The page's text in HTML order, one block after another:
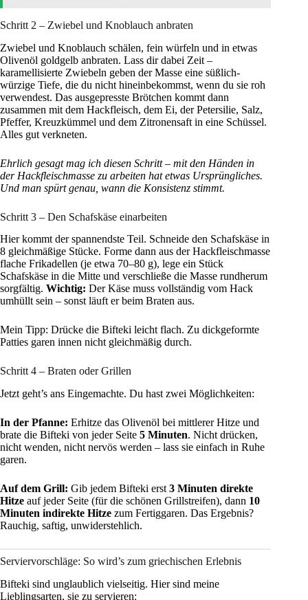
Schritt 2 – Zwiebel und Knoblauch anbraten
Zwiebel und Knoblauch schälen, fein würfeln und in etwas
Olivenöl goldgelb anbraten. Lass dir dabei Zeit –
karamellisierte Zwiebeln geben der Masse eine süßlich-
würzige Tiefe, die du nicht hineinbekommst, wenn du sie roh
verwendest. Das ausgepresste Brötchen kommt dann
zusammen mit dem Hackfleisch, dem Ei, der Petersilie, Salz,
Pfeffer, Kreuzkümmel und dem Zitronensaft in eine Schüssel.
Alles gut verkneten.
Ehrlich gesagt mag ich diesen Schritt – mit den Händen in
der Hackfleischmasse zu arbeiten hat etwas Ursprüngliches.
Und man spürt genau, wann die Konsistenz stimmt.
Schritt 3 – Den Schafskäse einarbeiten
Hier kommt der spannendste Teil. Schneide den Schafskäse in
8 gleichmäßige Stücke. Forme dann aus der Hackfleischmasse
flache Frikadellen (je etwa 70–80 g), lege ein Stück
Schafskäse in die Mitte und verschließe die Masse rundherum
sorgfältig. Wichtig: Der Käse muss vollständig vom Hack
umhüllt sein – sonst läuft er beim Braten aus.
Mein Tipp: Drücke die Bifteki leicht flach. Zu dickgeformte
Patties garen innen nicht gleichmäßig durch.
Schritt 4 – Braten oder Grillen
Jetzt geht’s ans Eingemachte. Du hast zwei Möglichkeiten:
In der Pfanne: Erhitze das Olivenöl bei mittlerer Hitze und
brate die Bifteki von jeder Seite 5 Minuten. Nicht drücken,
nicht wenden, nicht nervös werden – lass sie einfach in Ruhe
garen.
Auf dem Grill: Gib jedem Bifteki erst 3 Minuten direkte
Hitze auf jeder Seite (für die schönen Grillstreifen), dann 10
Minuten indirekte Hitze zum Fertiggaren. Das Ergebnis?
Rauchig, saftig, unwiderstehlich.
Serviervorschläge: So wird’s zum griechischen Erlebnis
Bifteki sind unglaublich vielseitig. Hier sind meine
Lieblingsarten, sie zu servieren: